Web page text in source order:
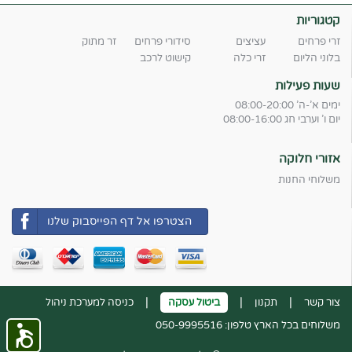
קטגוריות
זרי פרחים עציצים סידורי פרחים
זר מתוק
בלוני הליום
זרי כלה קישוט לרכב
שעות פעילות
ימים א'-ה' 08:00-20:00
יום ו' וערבי חג 08:00-16:00
אזורי חלוקה
משלוחי החנות
הצטרפו אל דף הפייסבוק שלנו
צור קשר | תקנון | ביטול עסקה |
כניסה למערכת ניהול
משלוחים בכל הארץ טלפון: 050-9995516